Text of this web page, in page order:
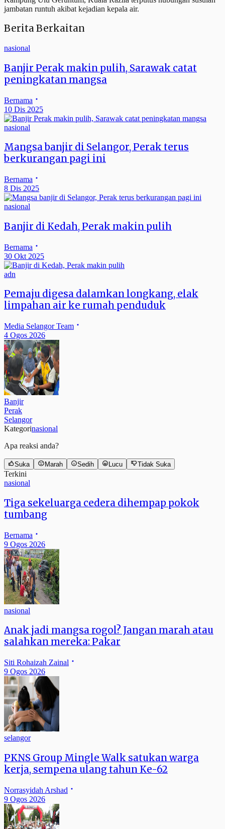
jambatan runtuh akibat kejadian kepala air.
Berita Berkaitan
nasional
Banjir Perak makin pulih, Sarawak catat
peningkatan mangsa
Bernama
10 Dis 2025
nasional
Mangsa banjir di Selangor, Perak terus
berkurangan pagi ini
Bernama
8 Dis 2025
nasional
Banjir di Kedah, Perak makin pulih
Bernama
30 Okt 2025
adn
Pemaju digesa dalamkan longkang, elak
limpahan air ke rumah penduduk
Media Selangor Team
4 Ogos 2026
Banjir
Perak
Selangor
Kategorinasional
Apa reaksi anda?
Suka Marah Sedih Lucu Tidak Suka
Terkini
nasional
Tiga sekeluarga cedera dihempap pokok
tumbang
Bernama
9 Ogos 2026
nasional
Anak jadi mangsa rogol? Jangan marah atau
salahkan mereka: Pakar
Siti Rohaizah Zainal
9 Ogos 2026
selangor
PKNS Group Mingle Walk satukan warga
kerja, sempena ulang tahun Ke-62
Norrasyidah Arshad
9 Ogos 2026